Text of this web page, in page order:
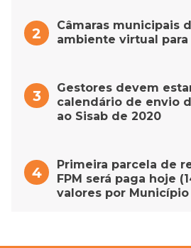
Câmaras municipais
ambiente virtual
Gestores devem
calendário de envio
ao Sisab de 2020
Primeira parcela de
FPM será paga hoje
valores por Município